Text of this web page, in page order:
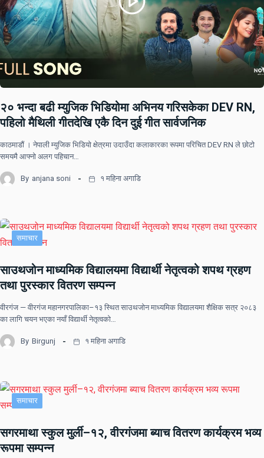
२० भन्दा बढी म्युजिक भिडियोमा अभिनय गरिसकेका DEV RN,
पहिलो मैथिली गीतदेखि एकै दिन दुई गीत सार्वजनिक
काठमाडौं । नेपाली म्युजिक भिडियो क्षेत्रमा उदाउँदा कलाकारका रूपमा परिचित DEV RN ले छोटो
समयमै आफ्नो अलग पहिचान…
By anjana soni १ महिना अगाडि
समाचार
साउथजोन माध्यमिक विद्यालयमा विद्यार्थी नेतृत्वको शपथ ग्रहण
तथा पुरस्कार वितरण सम्पन्न
वीरगंज — वीरगंज महानगरपालिका–१३ स्थित साउथजोन माध्यमिक विद्यालयमा शैक्षिक सत्र २०८३
का लागि चयन भएका नयाँ विद्यार्थी नेतृत्वको…
By Birgunj १ महिना अगाडि
समाचार
सगरमाथा स्कुल मुर्ली–१२, वीरगंजमा ब्याच वितरण कार्यक्रम भव्य
रूपमा सम्पन्न